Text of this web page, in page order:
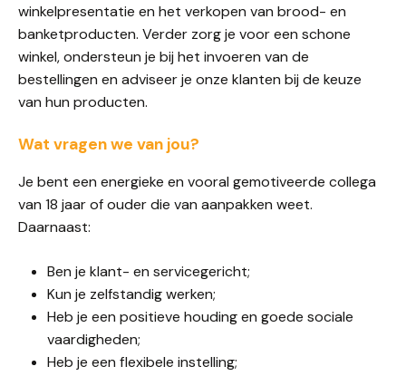
winkelpresentatie en het verkopen van brood- en
banketproducten. Verder zorg je voor een schone
winkel, ondersteun je bij het invoeren van de
bestellingen en adviseer je onze klanten bij de keuze
van hun producten.
Wat vragen we van jou?
Je bent een energieke en vooral gemotiveerde collega
van 18 jaar of ouder die van aanpakken weet.
Daarnaast:
Ben je klant- en servicegericht;
Kun je zelfstandig werken;
Heb je een positieve houding en goede sociale
vaardigheden;
Heb je een flexibele instelling;